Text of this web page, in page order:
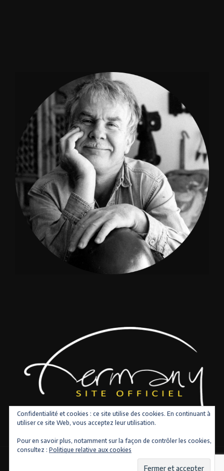
Confidentialité et cookies : ce site utilise des cookies. En continuant à
utiliser ce site Web, vous acceptez leur utilisation.
Pour en savoir plus, notamment sur la façon de contrôler les cookies,
consultez : Politique relative aux cookies